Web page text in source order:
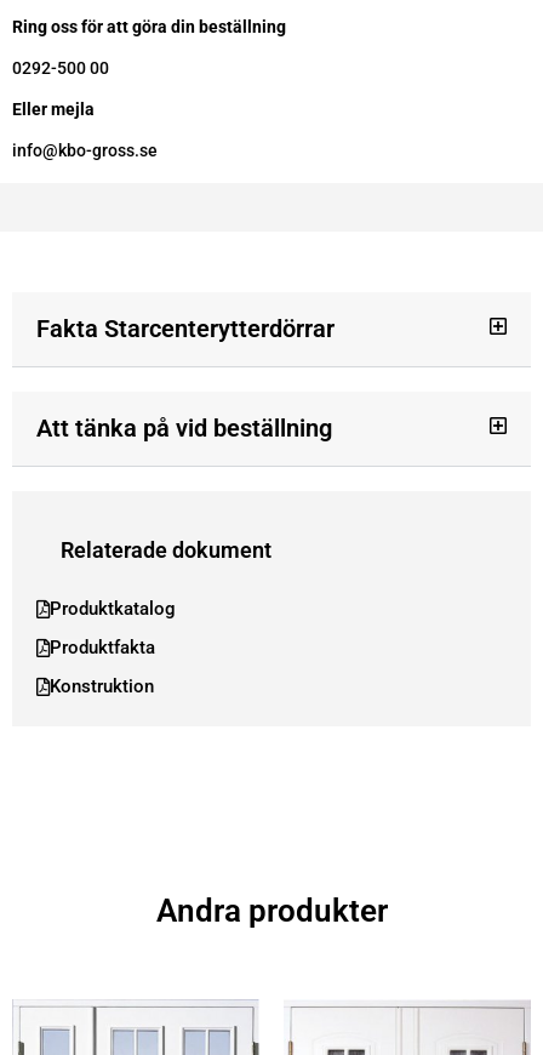
Ring oss för att göra din beställning
0292-500 00
Eller mejla
info@kbo-gross.se
Fakta Starcenterytterdörrar
Att tänka på vid beställning
Relaterade dokument
Produktkatalog
Produktfakta
Konstruktion
Andra produkter